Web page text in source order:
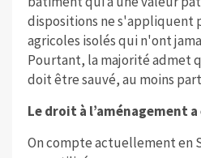
dispositions ne s'appliquent
agricoles isolés qui n'ont
Pourtant, la majorité admet
doit être sauvé, au moins
Le droit à l’aménagement
On compte actuellement en